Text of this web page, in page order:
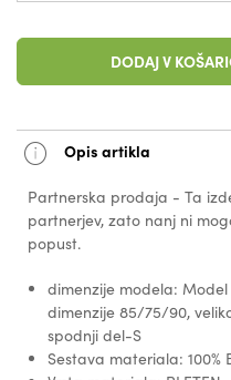
DODAJ V
Opis artikla
Partnerska prodaja - Ta
partnerjev, zato nanj ni
popust.
dimenzije modela:
dimenzije 85/75/90,
spodnji del-S
Sestava materiala: 100%